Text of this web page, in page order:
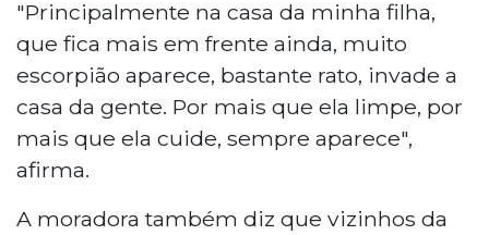
"Principalmente na casa da minha filha,
que fica mais em frente ainda, muito
escorpião aparece, bastante rato, invade a
casa da gente. Por mais que ela limpe, por
mais que ela cuide, sempre aparece",
afirma.
A moradora também diz que vizinhos da